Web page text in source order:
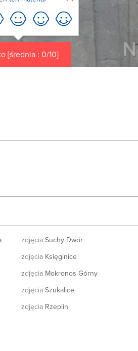
[średnia : 0/10]
zdjęciaSuchy Dwór
zdjęciaKsięginice
zdjęciaMokronos Górny
zdjęciaSzukalice
zdjęciaRzeplin